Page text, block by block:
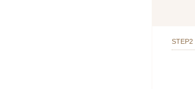
STEP2